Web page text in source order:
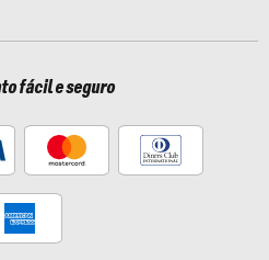
fácil e seguro